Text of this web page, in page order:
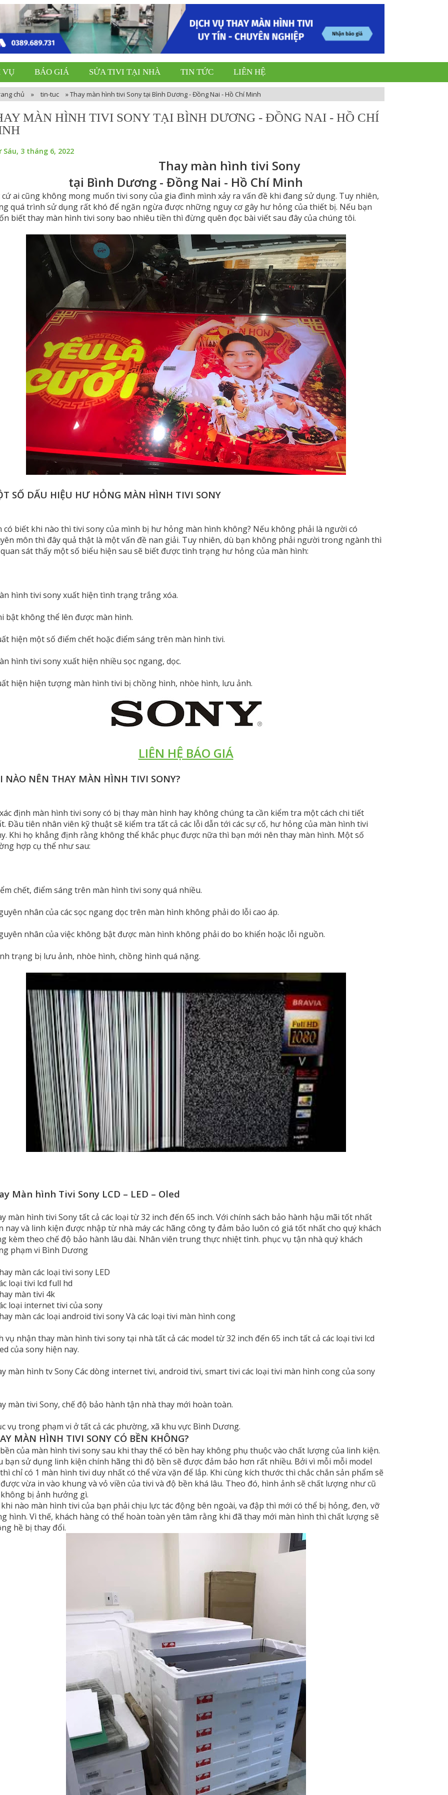
VỤ BÁO GIÁ SỬA TIVI TẠI NHÀ TIN TỨC LIÊN HỆ
chủ » tin-tuc »Thay màn hình tivi Sony tại Bình Dương - Đồng Nai - Hồ Chí Minh
MÀN HÌNH TIVI SONY TẠI BÌNH DƯƠNG - ĐỒNG NAI - HỒ CHÍ
Sáu, 3 tháng 6, 2022
Thay màn hình tivi Sony
tại Bình Dương - Đồng Nai - Hồ Chí Minh
cứ ai cũng không mong muốn tivi sony của gia đình mình xảy ra vấn đề khi đang sử dụng. Tuy nhiên,
quá trình sử dụng rất khó để ngăn ngừa được những nguy cơ gây hư hỏng của thiết bị. Nếu bạn
biết thay màn hình tivi sony bao nhiêu tiền thì đừng quên đọc bài viết sau đây của chúng tôi.
SỐ DẤU HIỆU HƯ HỎNG MÀN HÌNH TIVI SONY
có biết khi nào thì tivi sony của mình bị hư hỏng màn hình không? Nếu không phải là người có
môn thì đây quả thật là một vấn đề nan giải. Tuy nhiên, dù bạn không phải người trong ngành thì
sát thấy một số biểu hiện sau sẽ biết được tình trạng hư hỏng của màn hình:
hình tivi sony xuất hiện tình trạng trắng xóa.
bật không thể lên được màn hình.
hiện một số điểm chết hoặc điểm sáng trên màn hình tivi.
hình tivi sony xuất hiện nhiều sọc ngang, dọc.
hiện hiện tượng màn hình tivi bị chồng hình, nhòe hình, lưu ảnh.
LIÊN HỆ BÁO GIÁ
NÀO NÊN THAY MÀN HÌNH TIVI SONY?
định màn hình tivi sony có bị thay màn hình hay không chúng ta cần kiểm tra một cách chi tiết
Đầu tiên nhân viên kỹ thuật sẽ kiểm tra tất cả các lỗi dẫn tới các sự cố, hư hỏng của màn hình tivi
Khi họ khẳng định rằng không thể khắc phục được nữa thì bạn mới nên thay màn hình. Một số
hợp cụ thể như sau:
chết, điểm sáng trên màn hình tivi sony quá nhiều.
nhân của các sọc ngang dọc trên màn hình không phải do lỗi cao áp.
nhân của việc không bật được màn hình không phải do bo khiển hoặc lỗi nguồn.
trạng bị lưu ảnh, nhòe hình, chồng hình quá nặng.
Màn hình Tivi Sony LCD – LED – Oled
màn hình tivi Sony tất cả các loại từ 32 inch đến 65 inch. Với chính sách bảo hành hậu mãi tốt nhất
nay và linh kiện được nhập từ nhà máy các hãng công ty đảm bảo luôn có giá tốt nhất cho quý khách
kèm theo chế độ bảo hành lâu dài. Nhân viên trung thực nhiệt tình. phục vụ tận nhà quý khách
phạm vi Bình Dương
màn các loại tivi sony LED
loại tivi lcd full hd
màn tivi 4k
loại internet tivi của sony
màn các loại android tivi sony Và các loại tivi màn hình cong
vụ nhận thay màn hình tivi sony tại nhà tất cả các model từ 32 inch đến 65 inch tất cả các loại tivi lcd
của sony hiện nay.
màn hình tv Sony Các dòng internet tivi, android tivi, smart tivi các loại tivi màn hình cong của sony
màn tivi Sony, chế độ bảo hành tận nhà thay mới hoàn toàn.
vụ trong phạm vi ở tất cả các phường, xã khu vực Bình Dương.
MÀN HÌNH TIVI SONY CÓ BỀN KHÔNG?
của màn hình tivi sony sau khi thay thế có bền hay không phụ thuộc vào chất lượng của linh kiện.
bạn sử dụng linh kiện chính hãng thì độ bền sẽ được đảm bảo hơn rất nhiều. Bởi vì mỗi mỗi model
chỉ có 1 màn hình tivi duy nhất có thể vừa vặn để lắp. Khi cùng kích thước thì chắc chắn sản phẩm sẽ
vừa in vào khung và vỏ viền của tivi và độ bền khá lâu. Theo đó, hình ảnh sẽ chất lượng như cũ
bị ảnh hưởng gì.
nào màn hình tivi của bạn phải chịu lực tác động bên ngoài, va đập thì mới có thể bị hỏng, đen, vỡ
hình. Vì thế, khách hàng có thể hoàn toàn yên tâm rằng khi đã thay mới màn hình thì chất lượng sẽ
hề bị thay đổi.